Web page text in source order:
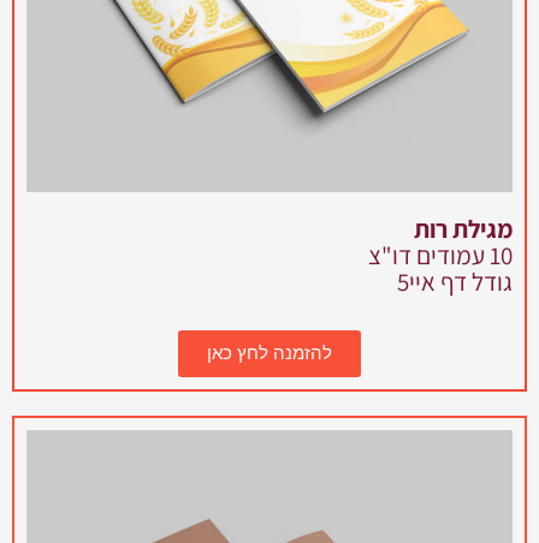
מגילת רות
10 עמודים דו"צ
גודל דף איי5
להזמנה לחץ כאן